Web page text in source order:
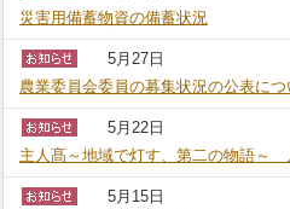
災害用備蓄物資の備蓄状況
5月27日
農業委員会委員の募集状況の公表につ
5月22日
主人髙～地域で灯す、第二の物語～
5月15日